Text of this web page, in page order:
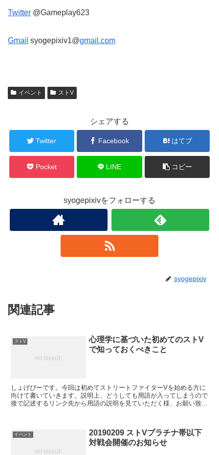
Twitter @Gameplay623
Gmail syogepixiv1@gmail.com
イベント ストV
シェアする
Twitter Facebook はてブ
Pocket LINE コピー
syogepixivをフォローする
syogepixiv
関連記事
ストV
心理学に基づいた初めてのストV
で知っておくべきこと
しょげぴーです。今回は初めてストリートファイターVを始める方に
向けて書いていきます。説明上、どうしても用語が入ってしまうので
後で記述するリンク先から用語の説明を見ていただく様、お願い致し
イベント
20190209 ストVプラチナ帯以下
対戦会開催のお知らせ